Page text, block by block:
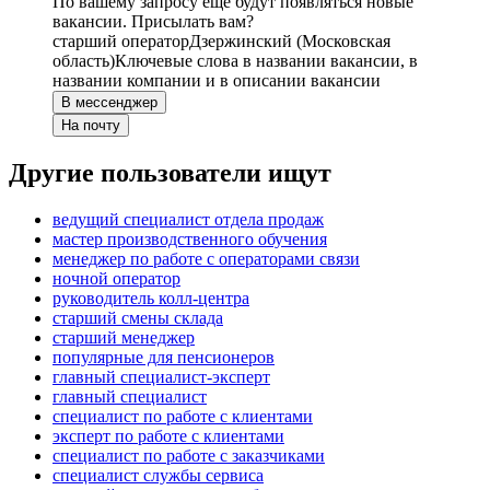
вакансии. Присылать вам?
старший операторДзержинский (Московская
область)Ключевые слова в названии вакансии, в
названии компании и в описании вакансии
В мессенджер
На почту
Другие пользователи ищут
ведущий специалист отдела продаж
мастер производственного обучения
менеджер по работе с операторами связи
ночной оператор
руководитель колл-центра
старший смены склада
старший менеджер
популярные для пенсионеров
главный специалист-эксперт
главный специалист
специалист по работе с клиентами
эксперт по работе с клиентами
специалист по работе с заказчиками
специалист службы сервиса